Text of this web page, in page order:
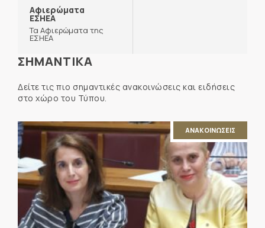
Αφιερώματα
ΕΣΗΕΑ
Τα Αφιερώματα της
ΕΣΗΕΑ
ΣΗΜΑΝΤΙΚΑ
Δείτε τις πιο σημαντικές ανακοινώσεις και ειδήσεις
στο χώρο του Τύπου.
ΑΝΑΚΟΙΝΩΣΕΙΣ